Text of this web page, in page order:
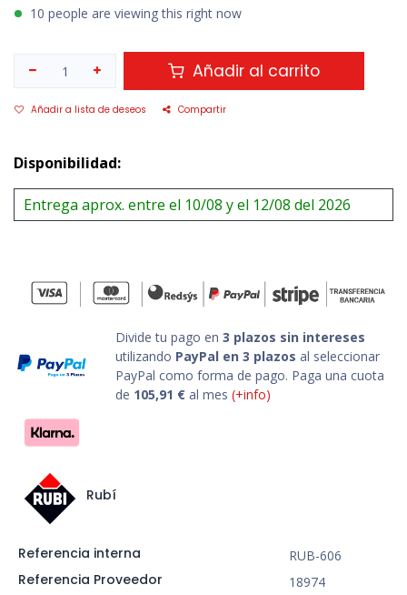
10 people are viewing this right now
Añadir al carrito
Añadir a lista de deseos Compartir
Disponibilidad:
Entrega aprox. entre el 10/08 y el 12/08 del 2026
Divide tu pago en 3 plazos sin intereses
utilizando PayPal en 3 plazos al seleccionar
PayPal como forma de pago. Paga una cuota
de 105,91 € al mes (+info)
Rubí
Referencia interna RUB-606
Referencia Proveedor
18974